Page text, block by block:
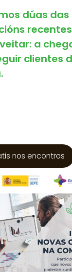
dúas das
a
clientes
nos encontros